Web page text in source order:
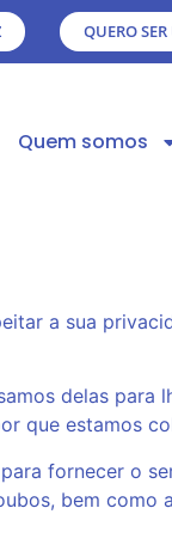
QUERO
Quem somos
a sua
delas
que estamos
fornecer o
bem como